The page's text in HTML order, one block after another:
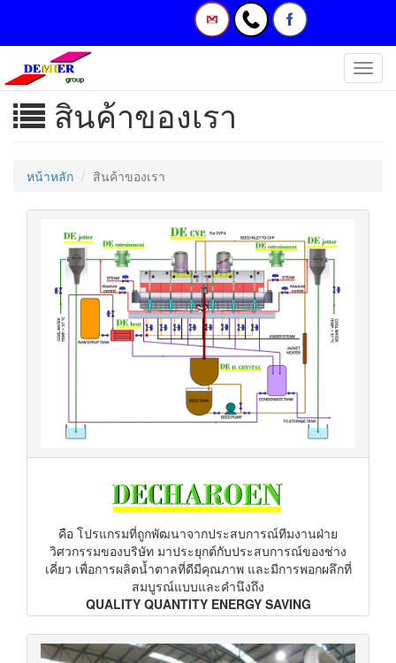
สินค้าของเรา
หน้าหลัก สินค้าของเรา
คือ โปรแกรมที่ถูกพัฒนาจากประสบการณ์ทีมงานฝ่าย
วิศวกรรมของบริษัท มาประยุกต์กับประสบการณ์ของช่าง
เคี่ยว เพื่อการผลิตน้ำตาลที่ดีมีคุณภาพ และมีการพอกผลึกที่
สมบูรณ์แบบและคำนึงถึง
QUALITY QUANTITY ENERGY SAVING